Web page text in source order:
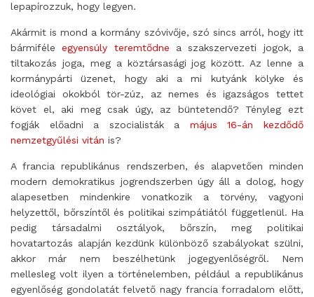
lepapírozzuk, hogy legyen.
Akármit is mond a kormány szóvivője, szó sincs arról, hogy itt
bármiféleegyensúly teremtődne a szakszervezeti jogok, a
tiltakozás joga, meg a köztársasági jog között. Az lenne a
kormánypárti üzenet, hogy aki a mi kutyánk kölyke és
ideológiai okokból tör-zúz, az nemes és igazságos tettet
követ el, aki meg csak úgy, az büntetendő? Tényleg ezt
fogják előadni a szocialisták a május 16-án kezdődő
nemzetgyűlési vitán is?
A francia republikánus rendszerben, és alapvetően minden
modern demokratikus jogrendszerben úgy áll a dolog, hogy
alapesetben mindenkire vonatkozik a törvény, vagyoni
helyzettől, bőrszíntől és politikai szimpátiától függetlenül. Ha
pedig társadalmi osztályok, bőrszín, meg politikai
hovatartozás alapján kezdünk különböző szabályokat szülni,
akkor már nem beszélhetünk jogegyenlőségről. Nem
mellesleg volt ilyen a történelemben, például a republikánus
egyenlőség gondolatát felvető nagy francia forradalom előtt,